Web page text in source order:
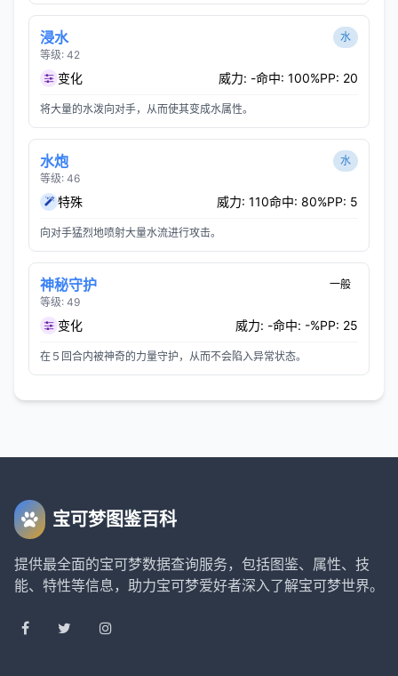
浸水
等级: 42
水
变化 威力: -命中: 100%PP: 20
将大量的水泼向对手，从而使其变成水属性。
水炮
等级: 46
水
特殊 威力: 110命中: 80%PP: 5
向对手猛烈地喷射大量水流进行攻击。
神秘守护
等级: 49
一般
变化 威力: -命中: -%PP: 25
在５回合内被神奇的力量守护，从而不会陷入异常状态。
宝可梦图鉴百科
提供最全面的宝可梦数据查询服务，包括图鉴、属性、技
能、特性等信息，助力宝可梦爱好者深入了解宝可梦世界。